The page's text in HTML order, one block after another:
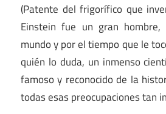
(Patente del frigorífico que
Einstein fue un gran hombre,
mundo y por el tiempo que le
quién lo duda, un inmenso
famoso y reconocido de la
todas esas preocupaciones tan